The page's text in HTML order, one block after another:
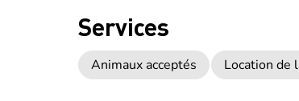
Services
Animaux acceptés Location de